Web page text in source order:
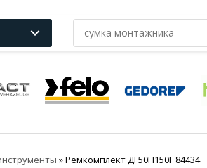
»Ремкомплект ДГ50П150Г 84434